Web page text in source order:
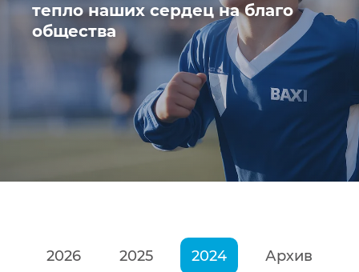
тепло наших сердец на благо
общества
2026 2025 2024 Архив